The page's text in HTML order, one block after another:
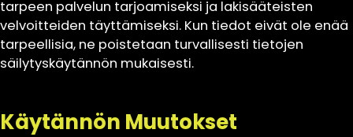
tarpeen palvelun tarjoamiseksi ja lakisääteisten
velvoitteiden täyttämiseksi. Kun tiedot eivät ole enää
tarpeellisia, ne poistetaan turvallisesti tietojen
säilytyskäytännön mukaisesti.
Käytännön Muutokset